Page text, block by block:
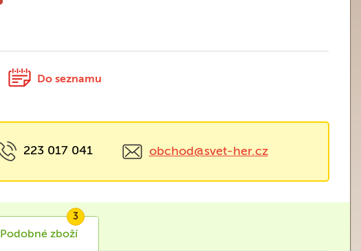
Do seznamu
223 017 041 obchod@svet-her.cz
Podobné zboží
3